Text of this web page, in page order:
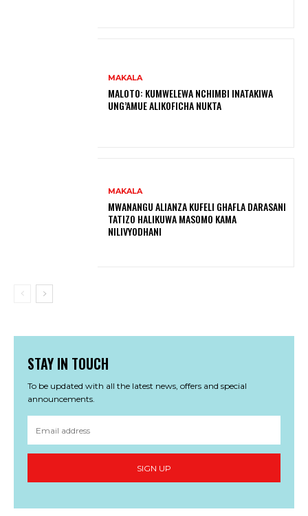
MAKALA
MALOTO: KUMWELEWA NCHIMBI INATAKIWA
UNG’AMUE ALIKOFICHA NUKTA
MAKALA
MWANANGU ALIANZA KUFELI GHAFLA DARASANI
TATIZO HALIKUWA MASOMO KAMA
NILIVYODHANI
STAY IN TOUCH
To be updated with all the latest news, offers and special
announcements.
SIGN UP